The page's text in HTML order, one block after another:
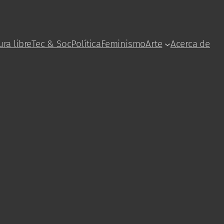
libreTec & SocPolíticaFeminismoArte Acerca de